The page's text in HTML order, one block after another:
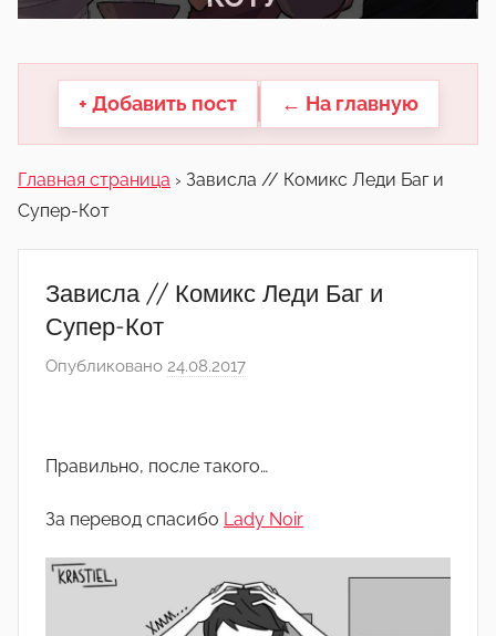
другие.
+ Добавить пост ← На главную
Главная страница › Зависла // Комикс Леди Баг и
Супер-Кот
Зависла // Комикс Леди Баг и
Супер-Кот
Опубликовано 24.08.2017
о
р
т
Правильно, после такого…
За перевод спасибо Lady Noir